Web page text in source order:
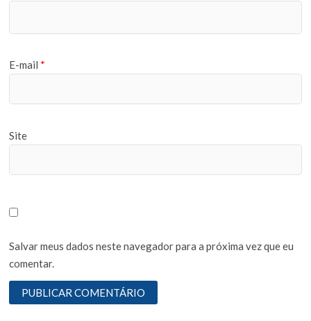
E-mail *
Site
Salvar meus dados neste navegador para a próxima vez que eu
comentar.